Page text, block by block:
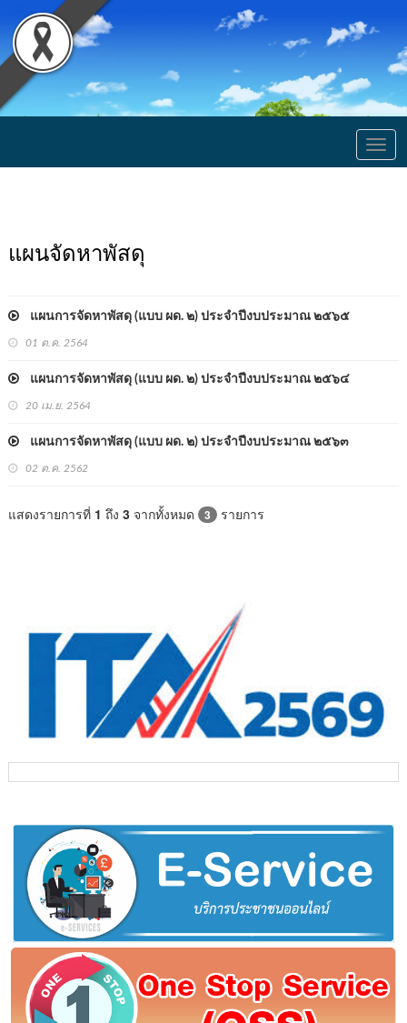
แผนจัดหาพัสดุ
แผนการจัดหาพัสดุ (แบบ ผด. ๒) ประจำปีงบประมาณ ๒๕๖๕
01 ต.ค. 2564
แผนการจัดหาพัสดุ (แบบ ผด. ๒) ประจำปีงบประมาณ ๒๕๖๔
20 เม.ย. 2564
แผนการจัดหาพัสดุ (แบบ ผด. ๒) ประจำปีงบประมาณ ๒๕๖๓
02 ต.ค. 2562
แสดงรายการที่ 1 ถึง 3 จากทั้งหมด 3 รายการ